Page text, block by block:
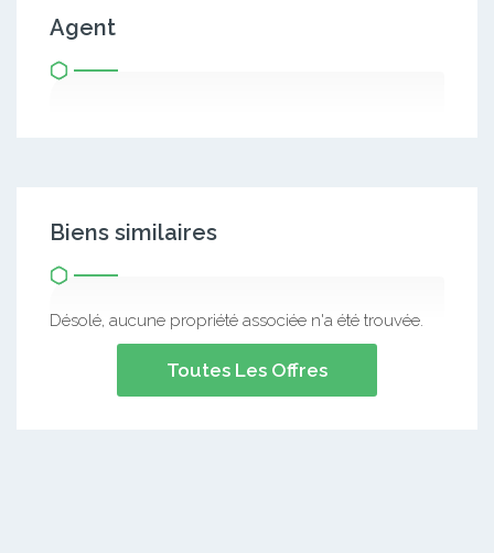
Agent
Biens similaires
Désolé, aucune propriété associée n'a été trouvée.
Toutes Les Offres